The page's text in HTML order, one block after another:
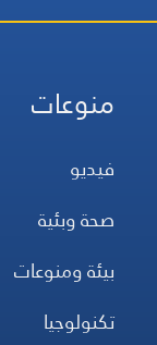
منوعات
فيديو
صحة وبئية
بيئة ومنوعات
تكنولوجيا